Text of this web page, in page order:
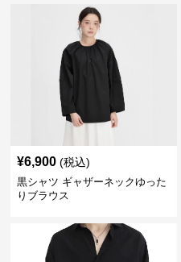
¥6,900 (税込)
黒シャツ ギャザーネックゆった
りブラウス